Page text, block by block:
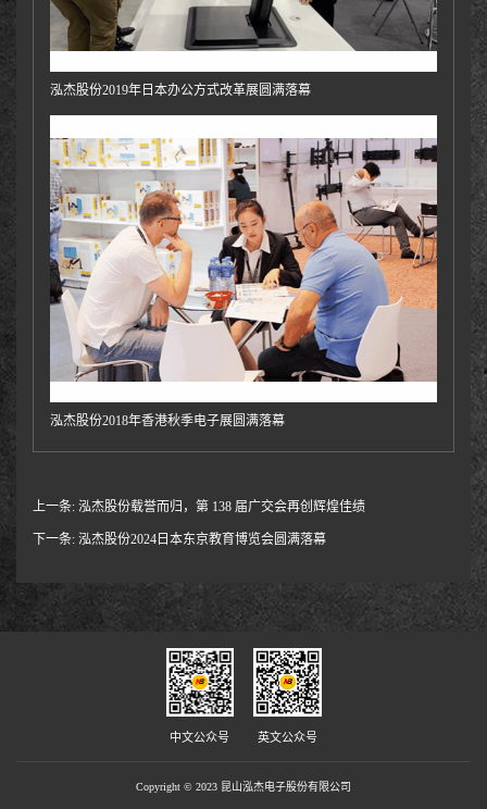
泓杰股份2019年日本办公方式改革展圆满落幕
泓杰股份2018年香港秋季电子展圆满落幕
上一条: 泓杰股份载誉而归，第 138 届广交会再创辉煌佳绩
下一条: 泓杰股份2024日本东京教育博览会圆满落幕
中文公众号 英文公众号
Copyright © 2023 昆山泓杰电子股份有限公司